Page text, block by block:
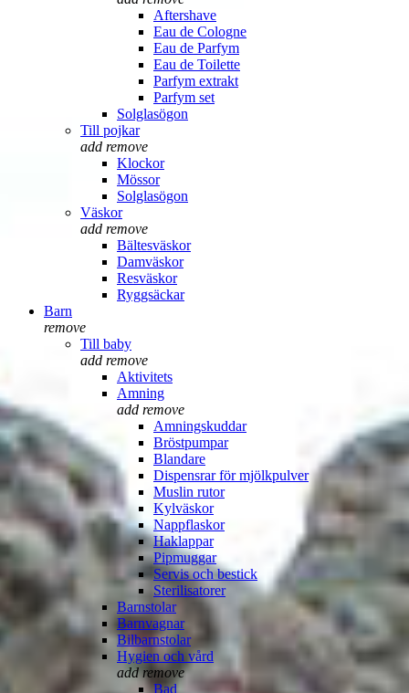
Aftershave
Eau de Cologne
Eau de Parfym
Eau de Toilette
Parfym extrakt
Parfym set
Solglasögon
Till pojkar
add remove
Klockor
Mössor
Solglasögon
Väskor
add remove
Bältesväskor
Damväskor
Resväskor
Ryggsäckar
Barn
remove
Till baby
add remove
Aktivitets
Amning
add remove
Amningskuddar
Bröstpumpar
Blandare
Dispensrar för mjölkpulver
Muslin rutor
Kylväskor
Nappflaskor
Haklappar
Pipmuggar
Servis och bestick
Sterilisatorer
Barnstolar
Barnvagnar
Bilbarnstolar
Hygien och vård
add remove
Bad